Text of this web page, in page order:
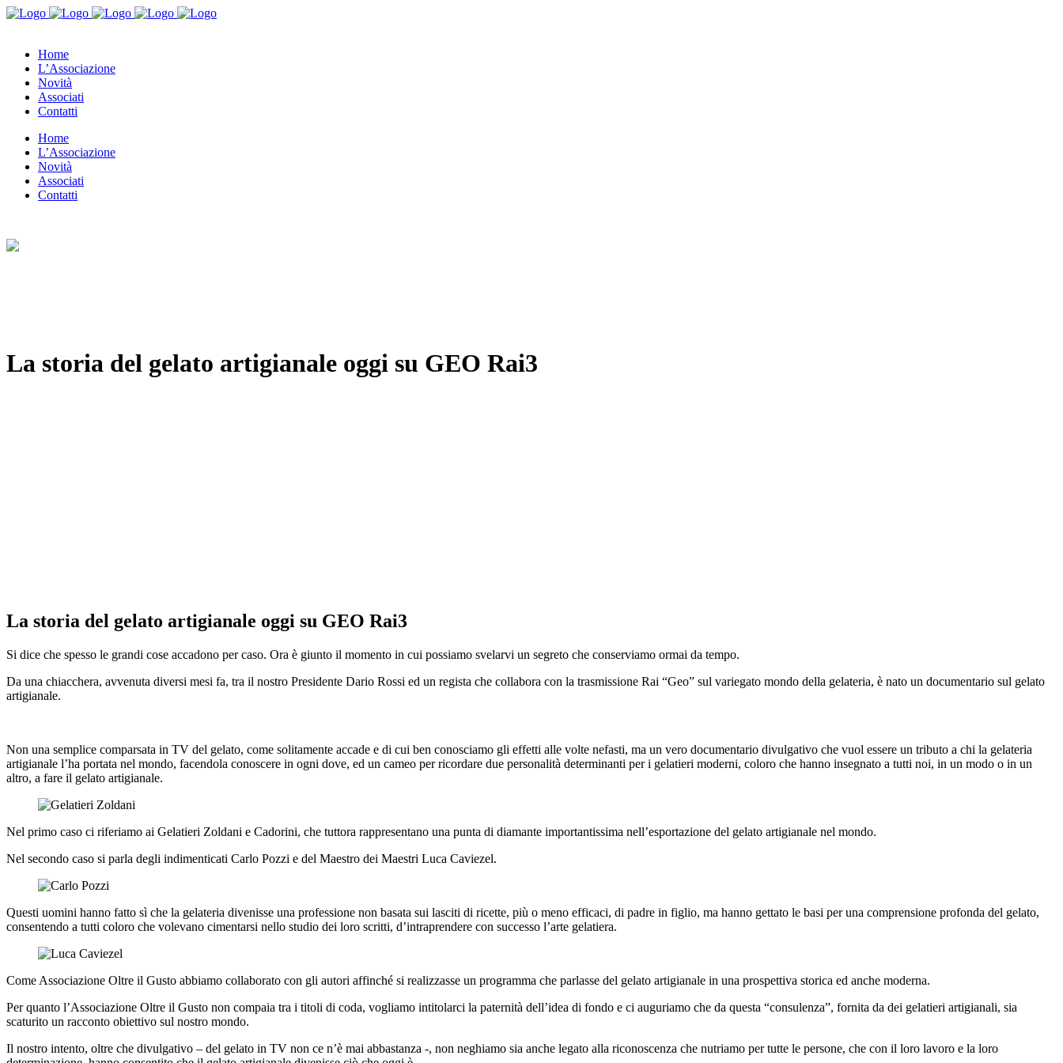
Home
L’Associazione
Novità
Associati
Contatti
Home
L’Associazione
Novità
Associati
Contatti
La storia del gelato artigianale oggi su GEO Rai3
La storia del gelato artigianale oggi su GEO Rai3
Si dice che spesso le grandi cose accadono per caso. Ora è giunto il momento in cui possiamo svelarvi un segreto che conserviamo ormai da tempo.
Da una chiacchera, avvenuta diversi mesi fa, tra il nostro Presidente Dario Rossi ed un regista che collabora con la trasmissione Rai “Geo” sul variegato mondo della gelateria, è nato un documentario sul gelato
artigianale.
Non una semplice comparsata in TV del gelato, come solitamente accade e di cui ben conosciamo gli effetti alle volte nefasti, ma un vero documentario divulgativo che vuol essere un tributo a chi la gelateria
artigianale l’ha portata nel mondo, facendola conoscere in ogni dove, ed un cameo per ricordare due personalità determinanti per i gelatieri moderni, coloro che hanno insegnato a tutti noi, in un modo o in un
altro, a fare il gelato artigianale.
Nel primo caso ci riferiamo ai Gelatieri Zoldani e Cadorini, che tuttora rappresentano una punta di diamante importantissima nell’esportazione del gelato artigianale nel mondo.
Nel secondo caso si parla degli indimenticati Carlo Pozzi e del Maestro dei Maestri Luca Caviezel.
Questi uomini hanno fatto sì che la gelateria divenisse una professione non basata sui lasciti di ricette, più o meno efficaci, di padre in figlio, ma hanno gettato le basi per una comprensione profonda del gelato,
consentendo a tutti coloro che volevano cimentarsi nello studio dei loro scritti, d’intraprendere con successo l’arte gelatiera.
Come Associazione Oltre il Gusto abbiamo collaborato con gli autori affinché si realizzasse un programma che parlasse del gelato artigianale in una prospettiva storica ed anche moderna.
Per quanto l’Associazione Oltre il Gusto non compaia tra i titoli di coda, vogliamo intitolarci la paternità dell’idea di fondo e ci auguriamo che da questa “consulenza”, fornita da dei gelatieri artigianali, sia
scaturito un racconto obiettivo sul nostro mondo.
Il nostro intento, oltre che divulgativo – del gelato in TV non ce n’è mai abbastanza -, non neghiamo sia anche legato alla riconoscenza che nutriamo per tutte le persone, che con il loro lavoro e la loro